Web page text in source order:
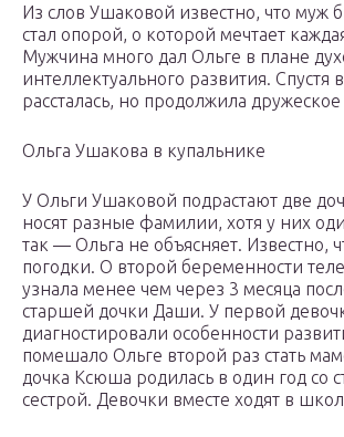
Из слов Ушаковой известно, что муж
стал опорой, о которой мечтает
Мужчина много дал Ольге в плане
интеллектуального развития. Спустя
рассталась, но продолжила
Ольга Ушакова в купальнике
У Ольги Ушаковой подрастают две
носят разные фамилии, хотя у них
так — Ольга не объясняет. Известно,
погодки. О второй беременности
узнала менее чем через 3 месяца
старшей дочки Даши. У первой
диагностировали особенности
помешало Ольге второй раз стать
дочка Ксюша родилась в один год со
сестрой. Девочки вместе ходят в